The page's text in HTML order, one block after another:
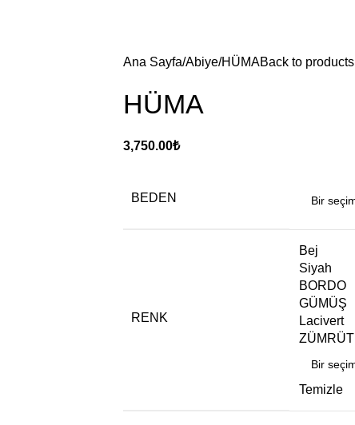
Ana Sayfa Abiye HÜMABack to products
HÜMA
3,750.00₺
BEDEN
RENK
Bej
Siyah
BORDO
GÜMÜŞ
Lacivert
ZÜMRÜT
Temizle